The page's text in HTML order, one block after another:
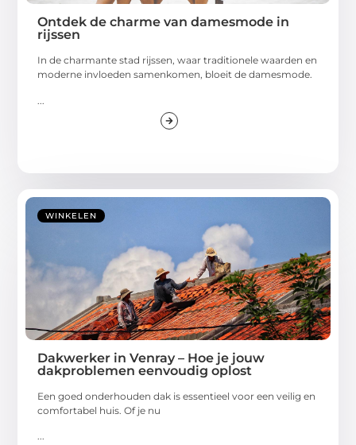
Ontdek de charme van damesmode in
rijssen
In de charmante stad rijssen, waar traditionele waarden en
moderne invloeden samenkomen, bloeit de damesmode.
WINKELEN
Dakwerker in Venray – Hoe je jouw
dakproblemen eenvoudig oplost
Een goed onderhouden dak is essentieel voor een veilig en
comfortabel huis. Of je nu